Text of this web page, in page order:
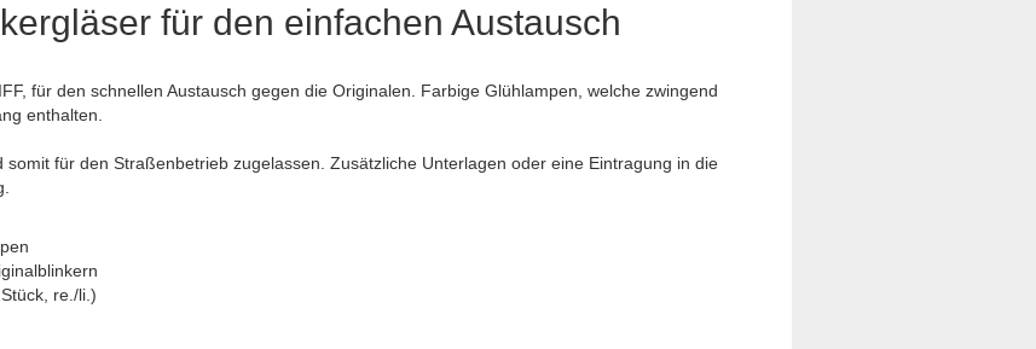
für den einfachen Austausch
für den schnellen Austausch gegen die Originalen. Farbige Glühlampen, welche zwingend
enthalten.
somit für den Straßenbetrieb zugelassen. Zusätzliche Unterlagen oder eine Eintragung in die
re./li.)